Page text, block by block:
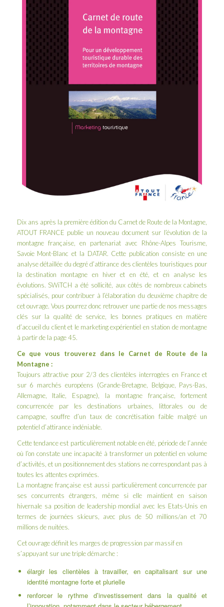
Dix ans après la première édition du Carnet de Route de la Montagne,
ATOUT FRANCE publie un nouveau document sur l’évolution de la
montagne française, en partenariat avec Rhône-Alpes Tourisme
Savoie Mont-Blanc et la DATAR. Cette publication consiste en une
analyse détaillée du degré d’attirance des clientèles touristiques pour
la destination montagne en hiver et en été, et en analyse les
évolutions. SWiTCH a été sollicité, aux côtés de nombreux cabinets
spécialisés, pour contribuer à l’élaboration du deuxième chapitre de
cet ouvrage. Vous pourrez donc retrouver une partie de nos messages
clés sur la qualité de service, les bonnes pratiques en matière
d’accueil du client et le marketing expérientiel en station de montagne
à partir de la page 45.
Ce que vous trouverez dans le Carnet de Route de la
Montagne :
Toujours attractive pour 2/3 des clientèles interrogées en France et
sur 6 marchés européens (Grande-Bretagne, Belgique, Pays-Bas,
Allemagne, Italie, Espagne), la montagne française, fortement
concurrencée par les destinations urbaines, littorales ou de
campagne, souffre d’un taux de concrétisation faible malgré un
potentiel d’attirance indéniable.
Cette tendance est particulièrement notable en été, période de l’année
où l’on constate une incapacité à transformer un potentiel en volume
d’activités, et un positionnement des stations ne correspondant pas à
toutes les attentes exprimées.
La montagne française est aussi particulièrement concurrencée par
ses concurrents étrangers, même si elle maintient en saison
hivernale sa position de leadership mondial avec les Etats-Unis en
termes de journées skieurs, avec plus de 50 millions/an et 70
millions de nuitées.
Cet ouvrage définit les marges de progression par massif en
s’appuyant sur une triple démarche :
élargir les clientèles à travailler, en capitalisant sur une
identité montagne forte et plurielle
renforcer le rythme d’investissement dans la qualité et